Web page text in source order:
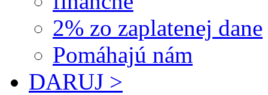
2% zo zaplatenej dane
Pomáhajú nám
DARUJ >